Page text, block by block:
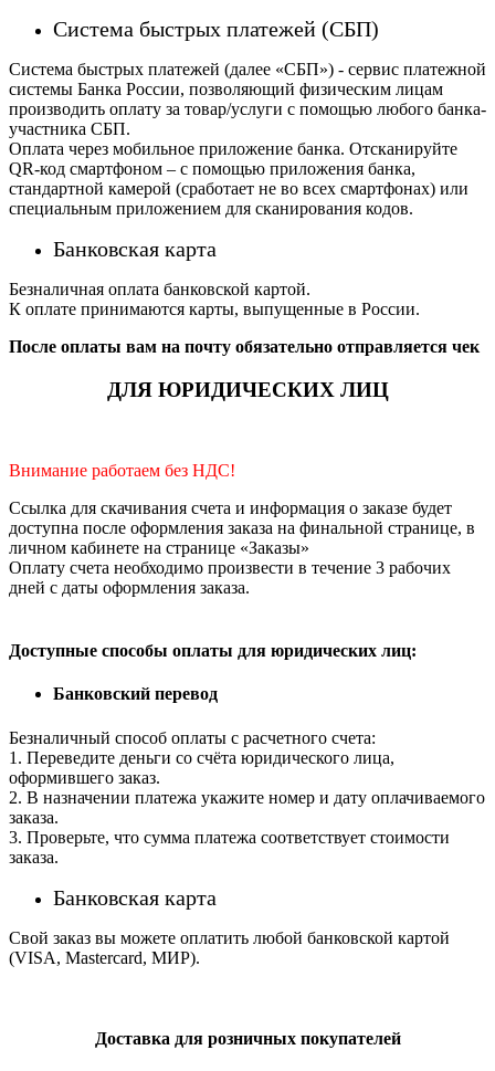
Система быстрых платежей (СБП)
Система быстрых платежей (далее «СБП») - сервис платежной
системы Банка России, позволяющий физическим лицам
производить оплату за товар/услуги с помощью любого банка-
участника СБП.
Оплата через мобильное приложение банка. Отсканируйте
QR-код смартфоном – с помощью приложения банка,
стандартной камерой (сработает не во всех смартфонах) или
специальным приложением для сканирования кодов.
Банковская карта
Безналичная оплата банковской картой.
К оплате принимаются карты, выпущенные в России.
После оплаты вам на почту обязательно отправляется чек
ДЛЯ ЮРИДИЧЕСКИХ ЛИЦ
Внимание работаем без НДС!
Ссылка для скачивания счета и информация о заказе будет
доступна после оформления заказа на финальной странице, в
личном кабинете на странице «Заказы»
Оплату счета необходимо произвести в течение 3 рабочих
дней с даты оформления заказа.
Доступные способы оплаты для юридических лиц:
Банковский перевод
Безналичный способ оплаты с расчетного счета:
1. Переведите деньги со счёта юридического лица,
оформившего заказ.
2. В назначении платежа укажите номер и дату оплачиваемого
заказа.
3. Проверьте, что сумма платежа соответствует стоимости
заказа.
Банковская карта
Свой заказ вы можете оплатить любой банковской картой
(VISA, Mastercard, МИР).
Доставка для розничных покупателей